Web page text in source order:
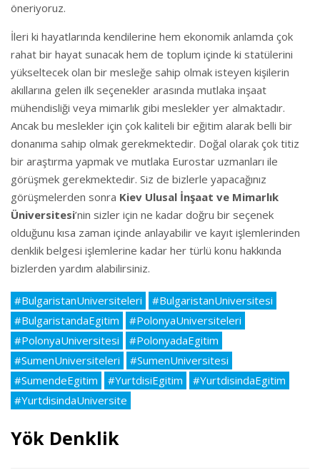
öneriyoruz.
İleri ki hayatlarında kendilerine hem ekonomik anlamda çok
rahat bir hayat sunacak hem de toplum içinde ki statülerini
yükseltecek olan bir mesleğe sahip olmak isteyen kişilerin
akıllarına gelen ilk seçenekler arasında mutlaka inşaat
mühendisliği veya mimarlık gibi meslekler yer almaktadır.
Ancak bu meslekler için çok kaliteli bir eğitim alarak belli bir
donanıma sahip olmak gerekmektedir. Doğal olarak çok titiz
bir araştırma yapmak ve mutlaka Eurostar uzmanları ile
görüşmek gerekmektedir. Siz de bizlerle yapacağınız
görüşmelerden sonra Kiev Ulusal İnşaat ve Mimarlık
Üniversitesi’nin sizler için ne kadar doğru bir seçenek
olduğunu kısa zaman içinde anlayabilir ve kayıt işlemlerinden
denklik belgesi işlemlerine kadar her türlü konu hakkında
bizlerden yardım alabilirsiniz.
#BulgaristanUniversiteleri
#BulgaristanUniversitesi
#BulgaristandaEgitim
#PolonyaUniversiteleri
#PolonyaUniversitesi
#PolonyadaEgitim
#SumenUniversiteleri
#SumenUniversitesi
#SumendeEgitim
#YurtdisiEgitim
#YurtdisindaEgitim
#YurtdisindaUniversite
Yök Denklik